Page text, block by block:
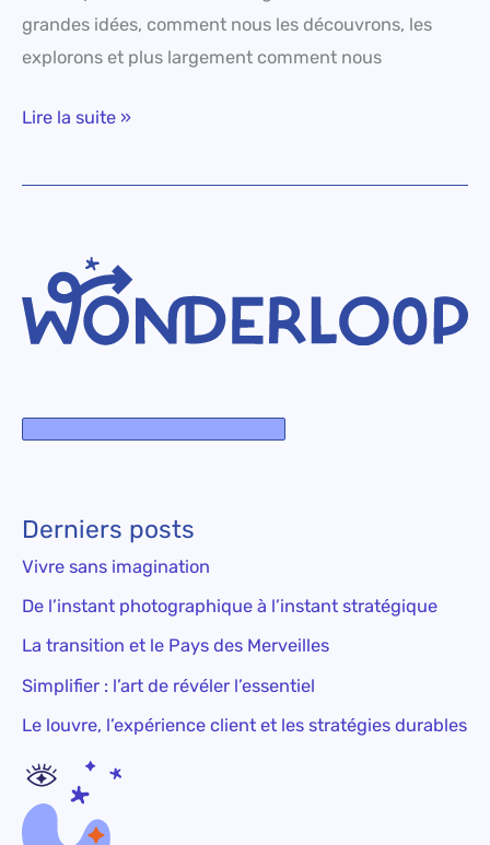
grandes idées, comment nous les découvrons, les
explorons et plus largement comment nous
Lire la suite »
Derniers posts
Vivre sans imagination
De l’instant photographique à l’instant stratégique
La transition et le Pays des Merveilles
Simplifier : l’art de révéler l’essentiel
Le louvre, l’expérience client et les stratégies durables